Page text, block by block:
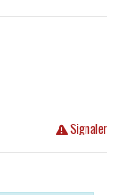
Signaler